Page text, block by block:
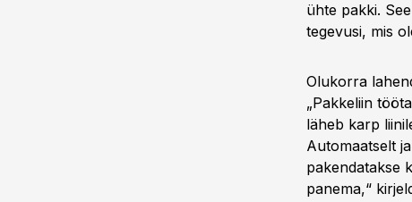
ühte pakki.
tegevusi, mis
Olukorra
„Pakkeliin
läheb karp
Automaatselt
pakendatakse
panema,“